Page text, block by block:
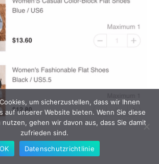
um sicherzustellen, dass wir Ihnen
auf unserer Website bieten. Wenn Sie diese
gehen wir davon aus, dass Sie damit
zufrieden sind.
OK
Datenschutzrichtlinie